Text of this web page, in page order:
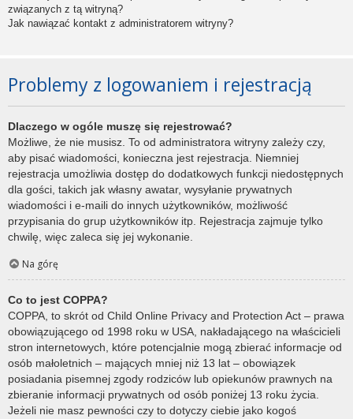
związanych z tą witryną?
Jak nawiązać kontakt z administratorem witryny?
Problemy z logowaniem i rejestracją
Dlaczego w ogóle muszę się rejestrować?
Możliwe, że nie musisz. To od administratora witryny zależy czy,
aby pisać wiadomości, konieczna jest rejestracja. Niemniej
rejestracja umożliwia dostęp do dodatkowych funkcji niedostępnych
dla gości, takich jak własny awatar, wysyłanie prywatnych
wiadomości i e-maili do innych użytkowników, możliwość
przypisania do grup użytkowników itp. Rejestracja zajmuje tylko
chwilę, więc zaleca się jej wykonanie.
Na górę
Co to jest COPPA?
COPPA, to skrót od Child Online Privacy and Protection Act – prawa
obowiązującego od 1998 roku w USA, nakładającego na właścicieli
stron internetowych, które potencjalnie mogą zbierać informacje od
osób małoletnich – mających mniej niż 13 lat – obowiązek
posiadania pisemnej zgody rodziców lub opiekunów prawnych na
zbieranie informacji prywatnych od osób poniżej 13 roku życia.
Jeżeli nie masz pewności czy to dotyczy ciebie jako kogoś